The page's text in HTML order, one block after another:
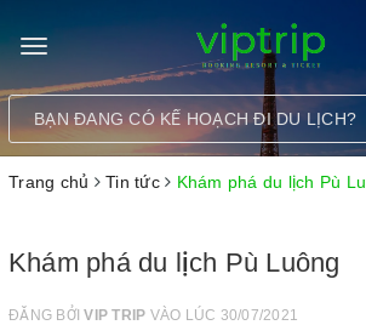
Toggle
navigation
Trang chủ Tin tức Khám phá du lịch Pù
Khám phá du lịch Pù Luông
ĐĂNG BỞIVIP TRIP VÀO LÚC 30/07/2021